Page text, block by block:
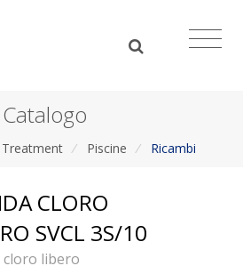
Catalogo
/ Piscine / Ricambi
CLORO
SVCL 3S/10
cloro libero